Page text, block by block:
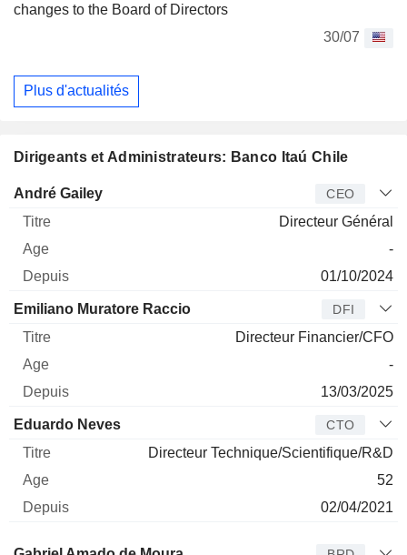
changes to the Board of Directors
30/07
Plus d'actualités
Dirigeants et Administrateurs: Banco Itaú Chile
Dirigeant Titre
André Gailey CEO
Directeur Général
-
01/10/2024
Emiliano Muratore Raccio DFI
Directeur Financier/CFO
-
13/03/2025
Eduardo Neves CTO
Directeur Technique/Scientifique/R&D
52
02/04/2021